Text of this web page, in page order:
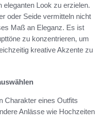
eleganten Look zu erzielen.
oder Seide vermitteln nicht
Maß an Eleganz. Es ist
zu konzentrieren, um
kreative Akzente zu
Charakter eines Outfits
Anlässe wie Hochzeiten